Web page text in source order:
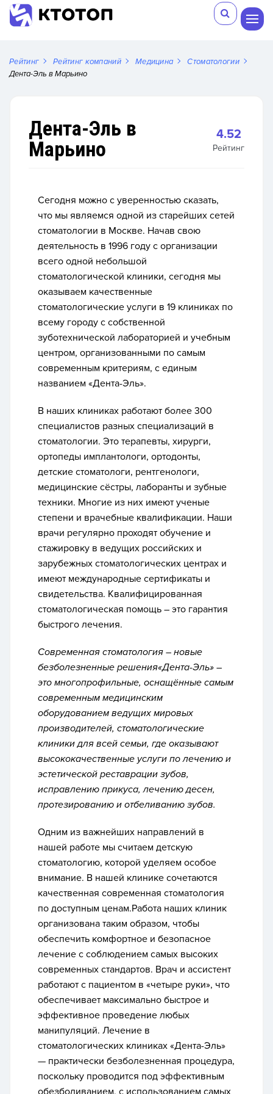
Рейтинг Рейтинг компаний Медицина
Стоматологии
Дента-Эль в Марьино
Дента-Эль в
Марьино
4.52
Рейтинг
Сегодня можно с уверенностью сказать,
что мы являемся одной из старейших сетей
стоматологии в Москве. Начав свою
деятельность в 1996 году с организации
всего одной небольшой
стоматологической клиники, сегодня мы
оказываем качественные
стоматологические услуги в 19 клиниках по
всему городу с собственной
зуботехнической лабораторией и учебным
центром, организованными по самым
современным критериям, с единым
названием «Дента-Эль».
В наших клиниках работают более 300
специалистов разных специализаций в
стоматологии. Это терапевты, хирурги,
ортопеды имплантологи, ортодонты,
детские стоматологи, рентгенологи,
медицинские сёстры, лаборанты и зубные
техники. Многие из них имеют ученые
степени и врачебные квалификации. Наши
врачи регулярно проходят обучение и
стажировку в ведущих российских и
зарубежных стоматологических центрах и
имеют международные сертификаты и
свидетельства. Квалифицированная
стоматологическая помощь – это гарантия
быстрого лечения.
Современная стоматология – новые
безболезненные решения«Дента-Эль» –
это многопрофильные, оснащённые самым
современным медицинским
оборудованием ведущих мировых
производителей, стоматологические
клиники для всей семьи, где оказывают
высококачественные услуги по лечению и
эстетической реставрации зубов,
исправлению прикуса, лечению десен,
протезированию и отбеливанию зубов.
Одним из важнейших направлений в
нашей работе мы считаем детскую
стоматологию, которой уделяем особое
внимание. В нашей клинике сочетаются
качественная современная стоматология
по доступным ценам.Работа наших клиник
организована таким образом, чтобы
обеспечить комфортное и безопасное
лечение с соблюдением самых высоких
современных стандартов. Врач и ассистент
работают с пациентом в «четыре руки», что
обеспечивает максимально быстрое и
эффективное проведение любых
манипуляций. Лечение в
стоматологических клиниках «Дента-Эль»
— практически безболезненная процедура,
поскольку проводится под эффективным
обезболиванием, с использованием самых